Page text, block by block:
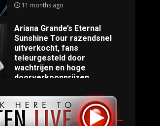
11 months ago
Ariana Grande’s Eternal
Sunshine Tour razendsnel
uitverkocht, fans
teleurgesteld door
wachtrijen en hoge
doorverkoopprijzen